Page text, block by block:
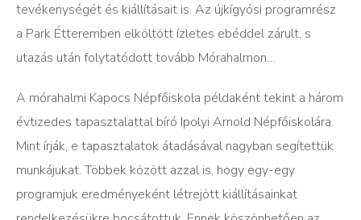
tevékenységét és kiállításait is. Az újkígyósi programrész
a Park Étteremben elköltött ízletes ebéddel zárult, s
utazás után folytatódott tovább Mórahalmon…
A mórahalmi Kapocs Népfőiskola példaként tekint a három
évtizedes tapasztalattal bíró Ipolyi Arnold Népfőiskolára.
Mint írják, e tapasztalatok átadásával nagyban segítettük
munkájukat. Többek között azzal is, hogy egy-egy
programjuk eredményeként létrejött kiállításainkat